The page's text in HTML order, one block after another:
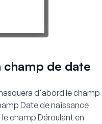
de date
d'abord le champ
Date de naissance
champ Déroulant en